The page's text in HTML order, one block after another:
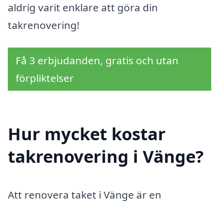
aldrig varit enklare att göra din
takrenovering!
Få 3 erbjudanden, gratis och utan
förpliktelser
Hur mycket kostar
takrenovering i Vänge?
Att renovera taket i Vänge är en